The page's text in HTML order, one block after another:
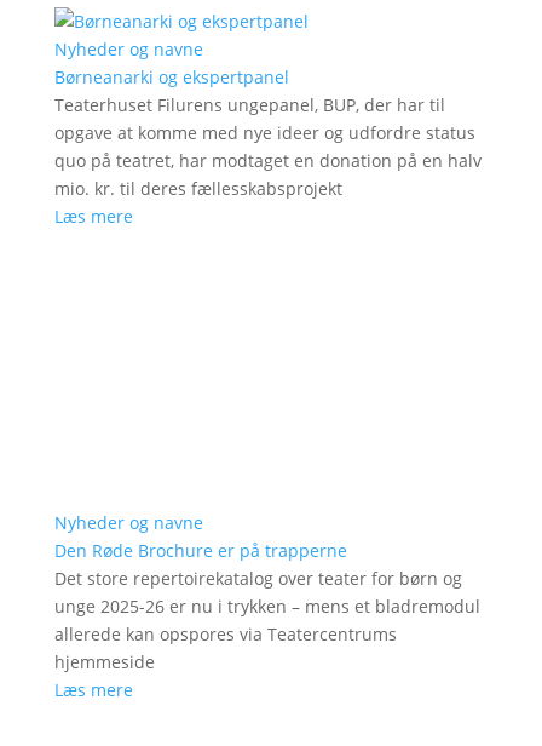
Nyheder og navne
Børneanarki og ekspertpanel
Teaterhuset Filurens ungepanel, BUP, der har til
opgave at komme med nye ideer og udfordre status
quo på teatret, har modtaget en donation på en halv
mio. kr. til deres fællesskabsprojekt
Læs mere
Nyheder og navne
Den Røde Brochure er på trapperne
Det store repertoirekatalog over teater for børn og
unge 2025-26 er nu i trykken – mens et bladremodul
allerede kan opspores via Teatercentrums
hjemmeside
Læs mere